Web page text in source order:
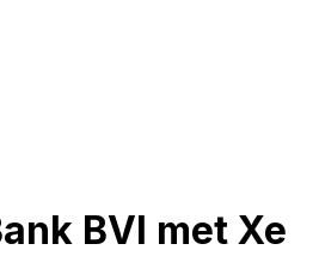
BVI met Xe